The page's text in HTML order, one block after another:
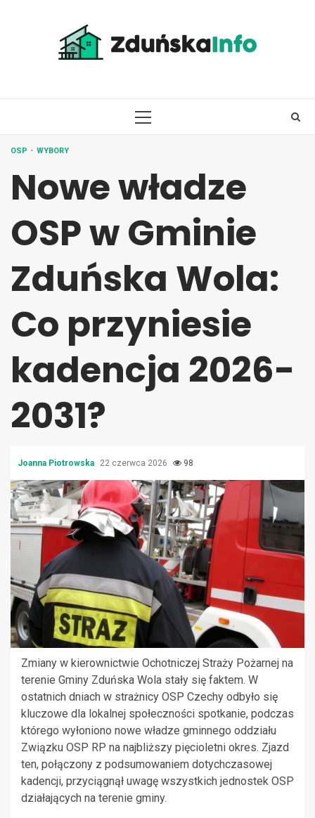
PRIMARY
OSP WYBORY
Nowe władze
OSP w Gminie
Zduńska Wola:
Co przyniesie
kadencja 2026-
2031?
Joanna Piotrowska 22 czerwca 2026 98
Zmiany w kierownictwie Ochotniczej Straży Pożarnej na
terenie Gminy Zduńska Wola stały się faktem. W
ostatnich dniach w strażnicy OSP Czechy odbyło się
kluczowe dla lokalnej społeczności spotkanie, podczas
którego wyłoniono nowe władze gminnego oddziału
Związku OSP RP na najbliższy pięcioletni okres. Zjazd
ten, połączony z podsumowaniem dotychczasowej
kadencji, przyciągnął uwagę wszystkich jednostek OSP
działających na terenie gminy.